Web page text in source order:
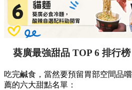
葵廣最強甜品 TOP 6 排行榜
吃完鹹食，當然要預留胃部空間品
薦的六大甜點名單：